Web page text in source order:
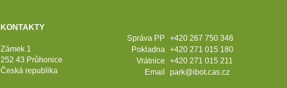
KONTAKTY
Zámek 1
252 43 Průhonice
Česká republika
Správa PP
Pokladna
Vrátnice
Email
+420 267 750 346
+420 271 015 180
+420 271 015 211
park@ibot.cas.cz